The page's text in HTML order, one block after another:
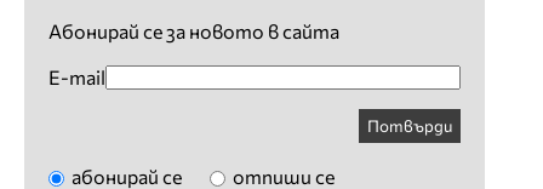
Абонирай се за новото в сайта
E-mail
Потвърди
абонирай се отпиши се